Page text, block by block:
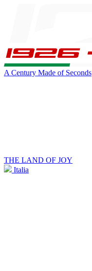
A Century Made of Seconds
THE LAND OF JOY
Italia